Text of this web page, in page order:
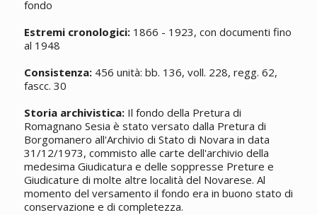
fondo
Estremi cronologici:1866 - 1923, con documenti fino
al 1948
Consistenza:456 unità: bb. 136, voll. 228, regg. 62,
fascc. 30
Storia archivistica:Il fondo della Pretura di
Romagnano Sesia è stato versato dalla Pretura di
Borgomanero all'Archivio di Stato di Novara in data
31/12/1973, commisto alle carte dell'archivio della
medesima Giudicatura e delle soppresse Preture e
Giudicature di molte altre località del Novarese. Al
momento del versamento il fondo era in buono stato di
conservazione e di completezza.